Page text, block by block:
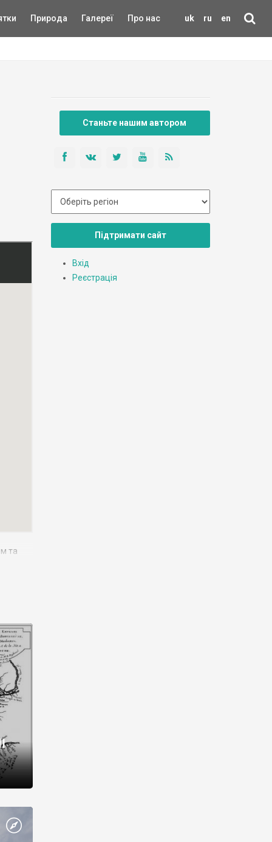
uk ru en
Природа Галереї Про нас
та
Станьте нашим автором
Підтримати сайт
Вхід
Реєстрація